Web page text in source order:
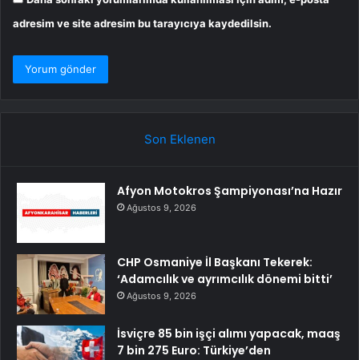
adresim ve site adresim bu tarayıcıya kaydedilsin.
Son Eklenen
Afyon Motokros Şampiyonası’na Hazır
Ağustos 9, 2026
CHP Osmaniye İl Başkanı Tekerek:
‘Adamcılık ve ayrımcılık dönemi bitti’
Ağustos 9, 2026
İsviçre 85 bin işçi alımı yapacak, maaş
7 bin 275 Euro: Türkiye’den